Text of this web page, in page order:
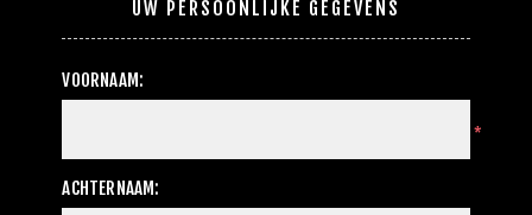
UW PERSOONLIJKE GEGEVENS
VOORNAAM:
*
ACHTERNAAM: